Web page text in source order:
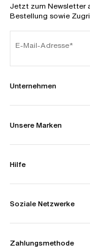
Jetzt zum Newsletter
Bestellung sowie
E-Mail-Adresse
Unternehmen
Unsere Marken
Hilfe
Soziale Netzwerke
Zahlungsmethode